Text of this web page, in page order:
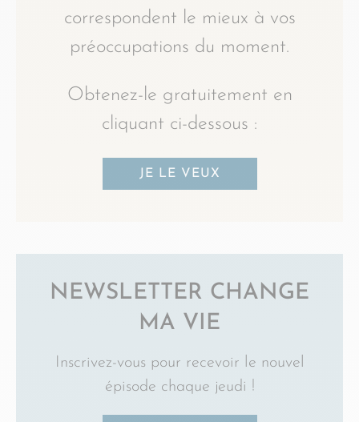
correspondent le mieux à vos
préoccupations du moment.
Obtenez-le gratuitement en
cliquant ci-dessous :
JE LE VEUX
NEWSLETTER CHANGE
MA VIE
Inscrivez-vous pour recevoir le nouvel
épisode chaque jeudi !